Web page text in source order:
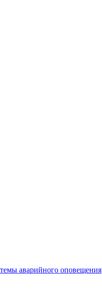
аварийного оповещения